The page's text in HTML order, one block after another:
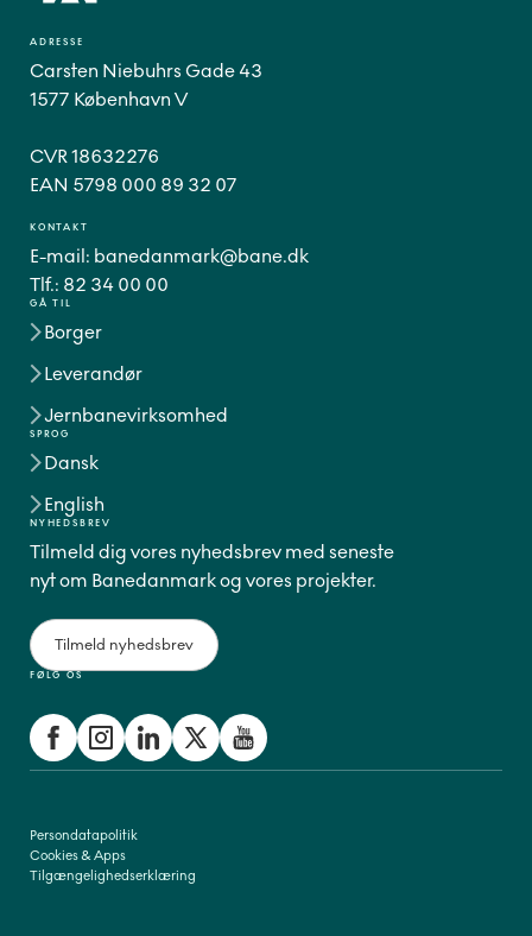
GÅ TIL
Borger
Leverandør
Jernbanevirksomhed
SPROG
Dansk
English
FØLG OS
ADRESSE
Carsten Niebuhrs Gade 43
1577 København V
CVR 18632276
EAN 5798 000 89 32 07
KONTAKT
E-mail: banedanmark@bane.dk
Tlf.: 82 34 00 00
NYHEDSBREV
Tilmeld dig vores nyhedsbrev med seneste
nyt om Banedanmark og vores projekter.
Tilmeld nyhedsbrev
Persondatapolitik
Cookies & Apps
Tilgængelighedserklæring